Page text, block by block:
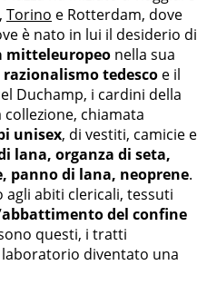
, Torino e Rotterdam, dove
è nato in lui il desiderio di
mitteleuropeo nella sua
razionalismo tedesco e il
Duchamp, i cardini della
collezione, chiamata
unisex, di vestiti, camicie e
lana, organza di seta,
panno di lana, neoprene.
abiti clericali, tessuti
abbattimento del confine
questi, i tratti
diventato una